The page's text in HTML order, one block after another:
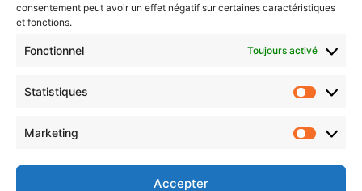
consentement peut avoir un effet négatif sur certaines caractéristiques
et fonctions.
Fonctionnel Toujours activé
Statistiques
Marketing
Accepter
Choisissez : matin, soir ou hebdo ?
votre